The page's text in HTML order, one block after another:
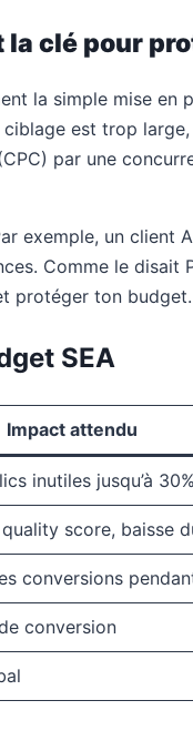
clé pour
la simple mise en
est trop
par une
exemple, un
Comme le disait
protéger ton budget.
SEA
Impact attendu
inutiles jusqu’à 30%
score, baisse
conversions
conversion